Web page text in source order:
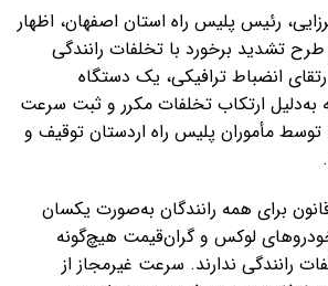
رئیس پلیس راه استان اصفهان، اظهار
تشدید برخورد با تخلفات رانندگی
انضباط ترافیکی، یک دستگاه
به‌دلیل ارتکاب تخلفات مکرر و ثبت سرعت
توسط مأموران پلیس راه اردستان توقیف و
برای همه رانندگان به‌صورت یکسان
لوکس و گران‌قیمت هیچ‌گونه
رانندگی ندارند. سرعت غیرمجاز از